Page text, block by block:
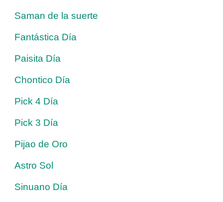
Saman de la suerte
Fantástica Día
Paisita Día
Chontico Día
Pick 4 Día
Pick 3 Día
Pijao de Oro
Astro Sol
Sinuano Día